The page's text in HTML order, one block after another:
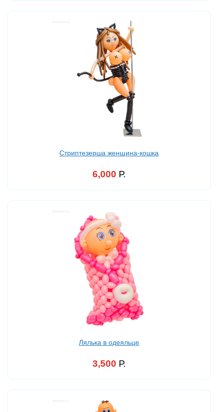
Стриптезерша женщина-кошка
6,000 Р.
Лялька в одеяльце
3,500 Р.